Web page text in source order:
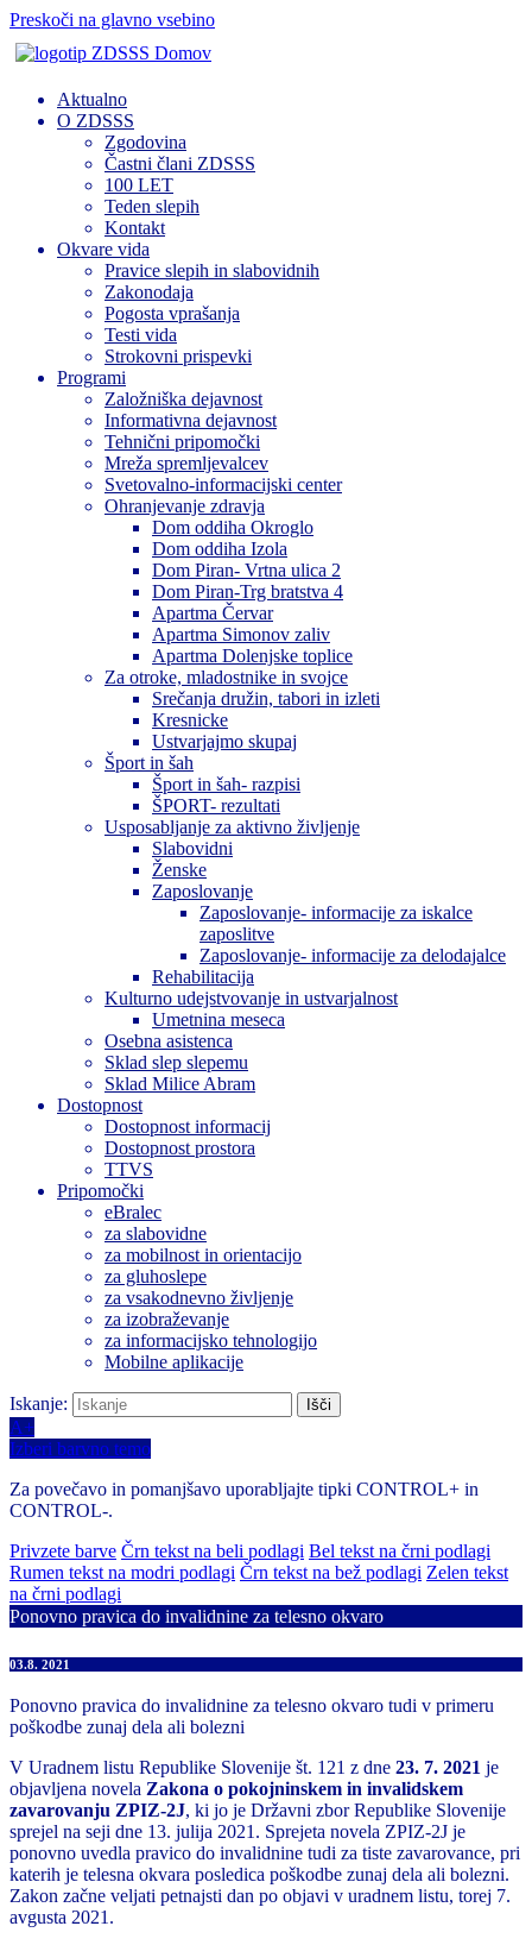
Preskoči na glavno vsebino
Domov
Aktualno
O ZDSSS
Zgodovina
Častni člani ZDSSS
100 LET
Teden slepih
Kontakt
Okvare vida
Pravice slepih in slabovidnih
Zakonodaja
Pogosta vprašanja
Testi vida
Strokovni prispevki
Programi
Založniška dejavnost
Informativna dejavnost
Tehnični pripomočki
Mreža spremljevalcev
Svetovalno-informacijski center
Ohranjevanje zdravja
Dom oddiha Okroglo
Dom oddiha Izola
Dom Piran- Vrtna ulica 2
Dom Piran-Trg bratstva 4
Apartma Červar
Apartma Simonov zaliv
Apartma Dolenjske toplice
Za otroke, mladostnike in svojce
Srečanja družin, tabori in izleti
Kresnicke
Ustvarjajmo skupaj
Šport in šah
Šport in šah- razpisi
ŠPORT- rezultati
Usposabljanje za aktivno življenje
Slabovidni
Ženske
Zaposlovanje
Zaposlovanje- informacije za iskalce
zaposlitve
Zaposlovanje- informacije za delodajalce
Rehabilitacija
Kulturno udejstvovanje in ustvarjalnost
Umetnina meseca
Osebna asistenca
Sklad slep slepemu
Sklad Milice Abram
Dostopnost
Dostopnost informacij
Dostopnost prostora
TTVS
Pripomočki
eBralec
za slabovidne
za mobilnost in orientacijo
za gluhoslepe
za vsakodnevno življenje
za izobraževanje
za informacijsko tehnologijo
Mobilne aplikacije
Iskanje:
A+
Izberi barvno temo
Za povečavo in pomanjšavo uporabljajte tipki CONTROL+ in
CONTROL-.
Privzete barve Črn tekst na beli podlagi Bel tekst na črni podlagi
Rumen tekst na modri podlagi Črn tekst na bež podlagi Zelen tekst
na črni podlagi
Ponovno pravica do invalidnine za telesno okvaro
03.8. 2021
Ponovno pravica do invalidnine za telesno okvaro tudi v primeru
poškodbe zunaj dela ali bolezni
V Uradnem listu Republike Slovenije št. 121 z dne 23. 7. 2021 je
objavljena novela Zakona o pokojninskem in invalidskem
zavarovanju ZPIZ-2J, ki jo je Državni zbor Republike Slovenije
sprejel na seji dne 13. julija 2021. Sprejeta novela ZPIZ-2J je
ponovno uvedla pravico do invalidnine tudi za tiste zavarovance, pri
katerih je telesna okvara posledica poškodbe zunaj dela ali bolezni.
Zakon začne veljati petnajsti dan po objavi v uradnem listu, torej 7.
avgusta 2021.